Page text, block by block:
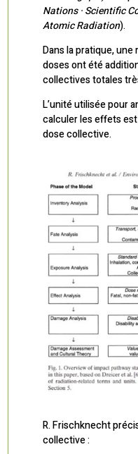
Nations · Scientific
Atomic Radiation).
Dans la pratique,
doses ont été
collectives totales
L’unité utilisée pour
calculer les effets est
dose collective.
R. Frischknecht
collective :